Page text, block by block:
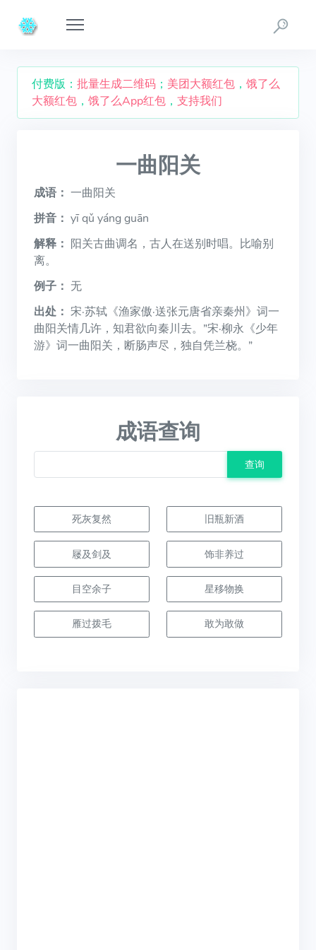
付费版： 批量生成二维码 ； 美团大额红包 ， 饿了么
大额红包 ， 饿了么App红包 ， 支持我们
一曲阳关
成语： 一曲阳关
拼音： yī qǔ yáng guān
解释： 阳关古曲调名，古人在送别时唱。比喻别
离。
例子： 无
出处： 宋·苏轼《渔家傲·送张元唐省亲秦州》词一
曲阳关情几许，知君欲向秦川去。”宋·柳永《少年
游》词一曲阳关，断肠声尽，独自凭兰桡。”
成语查询
查询
死灰复然 旧瓶新酒
屦及剑及 饰非养过
目空余子 星移物换
雁过拨毛 敢为敢做